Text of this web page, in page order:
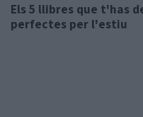
Els 5 llibres que t'has
perfectes per l'estiu